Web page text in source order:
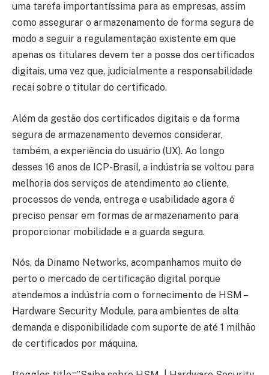
uma tarefa importantíssima para as empresas, assim
como assegurar o armazenamento de forma segura de
modo a seguir a regulamentação existente em que
apenas os titulares devem ter a posse dos certificados
digitais, uma vez que, judicialmente a responsabilidade
recai sobre o titular do certificado.
Além da gestão dos certificados digitais e da forma
segura de armazenamento devemos considerar,
também, a experiência do usuário (UX). Ao longo
desses 16 anos de ICP-Brasil, a indústria se voltou para
melhoria dos serviços de atendimento ao cliente,
processos de venda, entrega e usabilidade agora é
preciso pensar em formas de armazenamento para
proporcionar mobilidade e a guarda segura.
Nós, da Dinamo Networks, acompanhamos muito de
perto o mercado de certificação digital porque
atendemos a indústria com o fornecimento de HSM –
Hardware Security Module, para ambientes de alta
demanda e disponibilidade com suporte de até 1 milhão
de certificados por máquina.